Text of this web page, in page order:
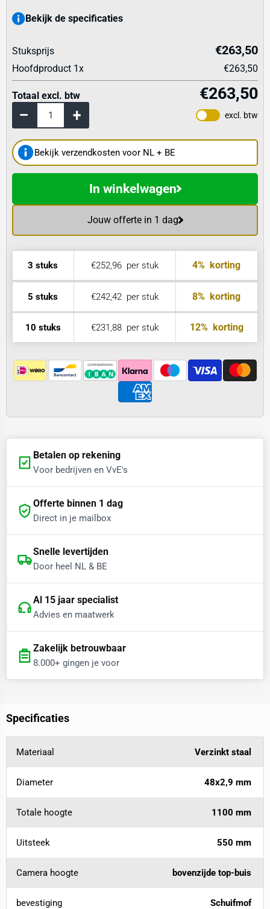
Bekijk de specificaties
excl. btw
Stuksprijs €263,50
Hoofdproduct 1x €263,50
Totaal excl. btw €263,50
Bekijk verzendkosten voor NL + BE
Jouw offerte in 1 dag
In winkelwagen
3 stuks €252,96per stuk 4% korting
5 stuks €242,42per stuk 8% korting
10 stuks €231,88per stuk 12%korting
Betalen op rekening
Voor bedrijven en VvE's
Offerte binnen 1 dag
Direct in je mailbox
Snelle levertijden
Door heel NL & BE
Al 15 jaar specialist
Advies en maatwerk
Zakelijk betrouwbaar
8.000+ gingen je voor
Specificaties
Materiaal Verzinkt staal
Diameter 48x2,9 mm
Totale hoogte 1100 mm
Uitsteek 550 mm
Camera hoogte bovenzijde top-buis
bevestiging Schuifmof